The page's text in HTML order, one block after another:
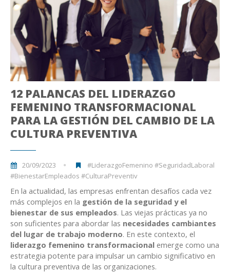
12 PALANCAS DEL LIDERAZGO
FEMENINO TRANSFORMACIONAL
PARA LA GESTIÓN DEL CAMBIO DE LA
CULTURA PREVENTIVA
20/09/2023
#LiderazgoFemenino #SeguridadLaboral
#BienestarEmpleados #CulturaPreventiv
En la actualidad, las empresas enfrentan desafíos cada vez
más complejos en la gestión de la seguridad y el
bienestar de sus empleados. Las viejas prácticas ya no
son suficientes para abordar las necesidades cambiantes
del lugar de trabajo moderno. En este contexto, el
liderazgo femenino transformacional emerge como una
estrategia potente para impulsar un cambio significativo en
la cultura preventiva de las organizaciones.